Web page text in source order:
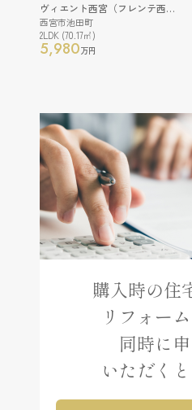
ヴィエント西宮（フレンテ西館）
西宮市池田町
2LDK (70.17㎡)
5,980万円
購入時の住
リフォー
同時に
いただく